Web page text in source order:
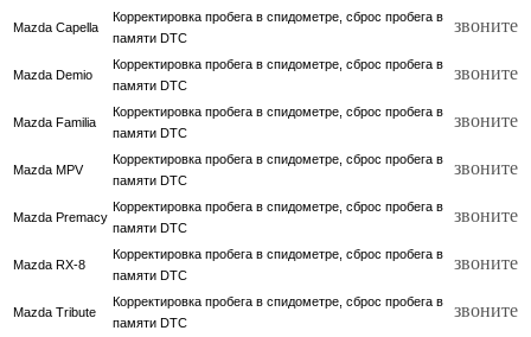
Mazda Capella
Корректировка пробега в спидометре, сброс пробега в
памяти DTC
звоните
Mazda Demio
Корректировка пробега в спидометре, сброс пробега в
памяти DTC
звоните
Mazda Familia
Корректировка пробега в спидометре, сброс пробега в
памяти DTC
звоните
Mazda MPV
Корректировка пробега в спидометре, сброс пробега в
памяти DTC
звоните
Mazda Premacy
Корректировка пробега в спидометре, сброс пробега в
памяти DTC
звоните
Mazda RX-8
Корректировка пробега в спидометре, сброс пробега в
памяти DTC
звоните
Mazda Tribute
Корректировка пробега в спидометре, сброс пробега в
памяти DTC
звоните